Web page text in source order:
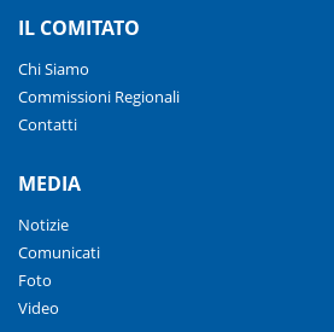
IL COMITATO
Chi Siamo
Commissioni Regionali
Contatti
MEDIA
Notizie
Comunicati
Foto
Video